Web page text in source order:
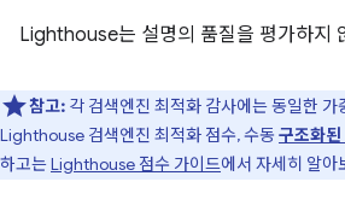
Lighthouse는 설명의 품질을 평가하지
참고: 각 검색엔진 최적화 감사에는 동일한 가
Lighthouse 검색엔진 최적화 점수, 수동 구조화
하고는Lighthouse 점수 가이드에서 자세히 알아